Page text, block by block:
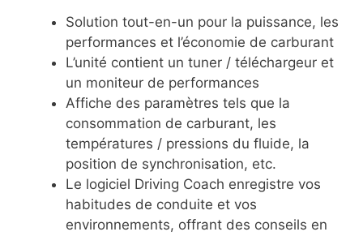
Solution tout-en-un pour la puissance, les
performances et l’économie de carburant
L’unité contient un tuner / téléchargeur et
un moniteur de performances
Affiche des paramètres tels que la
consommation de carburant, les
températures / pressions du fluide, la
position de synchronisation, etc.
Le logiciel Driving Coach enregistre vos
habitudes de conduite et vos
environnements, offrant des conseils en